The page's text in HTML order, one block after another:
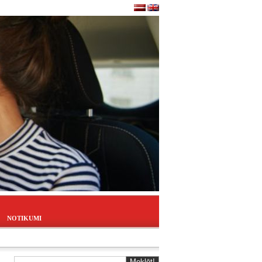
NOTIKUMI